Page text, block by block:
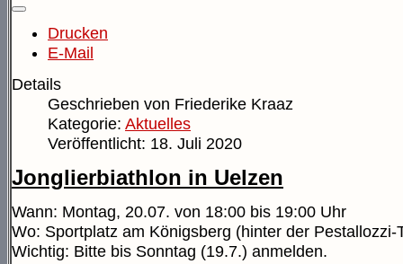
Drucken
E-Mail
Details
Geschrieben von Friederike Kraaz
Kategorie: Aktuelles
Veröffentlicht: 18. Juli 2020
Jonglierbiathlon in Uelzen
Wann: Montag, 20.07. von 18:00 bis 19:00 Uhr
Wo: Sportplatz am Königsberg (hinter der Pestallozzi-
Wichtig: Bitte bis Sonntag (19.7.) anmelden.